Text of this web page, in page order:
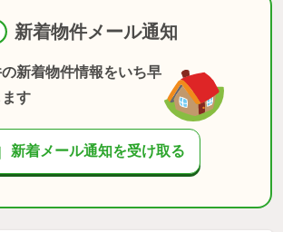
新着物件メール通知
新着物件情報をいち早
す
新着メール通知を受け取る